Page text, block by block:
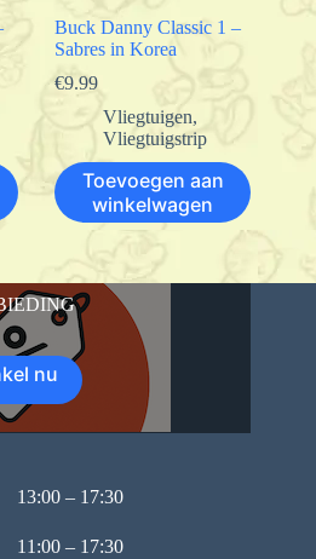
Buck Danny Classic 1 –
Sabres in Korea
€9.99
Vliegtuigen,
Vliegtuigstrip
Toevoegen aan
winkelwagen
nu
13:00 – 17:30
11:00 – 17:30